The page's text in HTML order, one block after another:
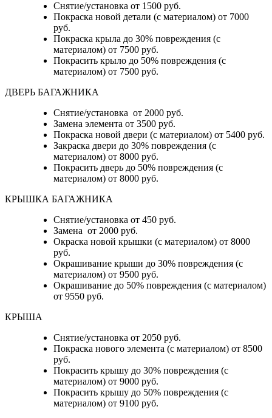
Снятие/установка от 1500 руб.
Покраска новой детали (с материалом) от 7000
руб.
Покраска крыла до 30% повреждения (с
материалом) от 7500 руб.
Покрасить крыло до 50% повреждения (с
материалом) от 7500 руб.
ДВЕРЬ БАГАЖНИКА
Снятие/установка от 2000 руб.
Замена элемента от 3500 руб.
Покраска новой двери (с материалом) от 5400 руб.
Закраска двери до 30% повреждения (с
материалом) от 8000 руб.
Покрасить дверь до 50% повреждения (с
материалом) от 8000 руб.
КРЫШКА БАГАЖНИКА
Снятие/установка от 450 руб.
Замена от 2000 руб.
Окраска новой крышки (с материалом) от 8000
руб.
Окрашивание крыши до 30% повреждения (с
материалом) от 9500 руб.
Окрашивание до 50% повреждения (с материалом)
от 9550 руб.
КРЫША
Снятие/установка от 2050 руб.
Покраска нового элемента (с материалом) от 8500
руб.
Покрасить крышу до 30% повреждения (с
материалом) от 9000 руб.
Покрасить крышу до 50% повреждения (с
материалом) от 9100 руб.